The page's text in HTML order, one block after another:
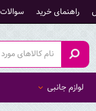
راهنمای خرید
لوازم جانبی